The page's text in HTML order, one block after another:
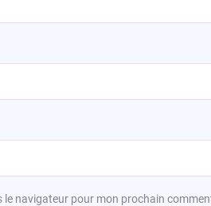
navigateur pour mon prochain